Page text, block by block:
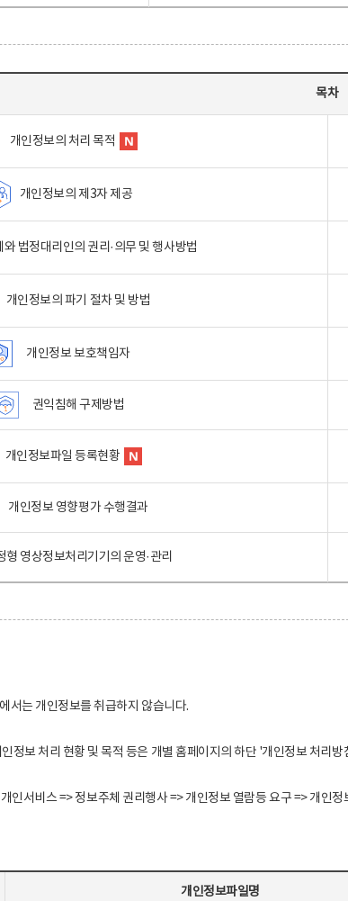
목차
개인정보의 처리 목적
개인정보의 제3자 제공
와 법정대리인의 권리·의무 및 행사방법
개인정보의 파기 절차 및 방법
개인정보 보호책임자
권익침해 구제방법
개인정보파일 등록현황
개인정보 영향평가 수행결과
형 영상정보처리기기의 운영·관리
는 개인정보를 취급하지 않습니다.
정보 처리 현황 및 목적 등은 개별 홈페이지의 하단 '개인정보 처리방
서비스 => 정보주체 권리행사 => 개인정보 열람등 요구 => 개인
개인정보파일명